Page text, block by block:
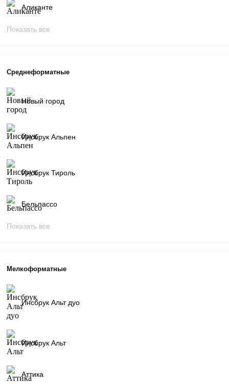
Аликанте
Показать все
Среднеформатные
Новый город
Инсбрук Альпен
Инсбрук Тироль
Бельпассо
Показать все
Мелкоформатные
Инсбрук Альт дуо
Инсбрук Альт
Аттика